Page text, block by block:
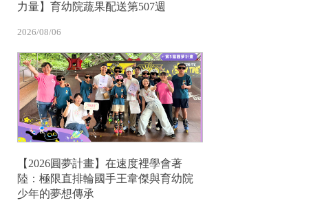
力量】育幼院蔬果配送第507週
2026/08/06
【2026圓夢計畫】在速度裡學會著
陸：極限直排輪國手王韋傑與育幼院
少年的夢想傳承